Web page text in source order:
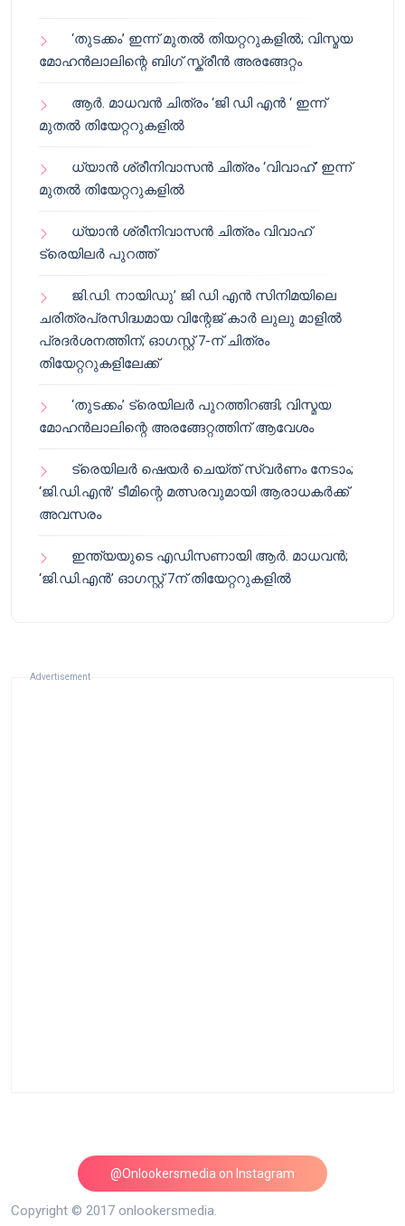
‘തുടക്കം’ ഇന്ന് മുതൽ തിയറ്ററുകളിൽ; വിസ്മയ
മോഹൻലാലിന്റെ ബിഗ് സ്ക്രീൻ അരങ്ങേറ്റം
ആർ. മാധവൻ ചിത്രം ‘ജി ഡി എൻ ‘ ഇന്ന്
മുതൽ തിയേറ്ററുകളിൽ
ധ്യാൻ ശ്രീനിവാസൻ ചിത്രം ‘വിവാഹ്’ ഇന്ന്
മുതൽ തിയേറ്ററുകളിൽ
ധ്യാൻ ശ്രീനിവാസൻ ചിത്രം വിവാഹ്
ട്രെയിലർ പുറത്ത്
ജി.ഡി. നായിഡു’ ജി ഡി എൻ സിനിമയിലെ
ചരിത്രപ്രസിദ്ധമായ വിന്റേജ് കാർ ലുലു മാളിൽ
പ്രദർശനത്തിന്; ഓഗസ്റ്റ് 7-ന് ചിത്രം
തിയേറ്ററുകളിലേക്ക്
‘തുടക്കം’ ട്രെയിലർ പുറത്തിറങ്ങി; വിസ്മയ
മോഹൻലാലിന്റെ അരങ്ങേറ്റത്തിന് ആവേശം
ട്രെയിലർ ഷെയർ ചെയ്‌ത് സ്വർണം നേടാം;
‘ജി.ഡി.എൻ’ ടീമിന്റെ മത്സരവുമായി ആരാധകർക്ക്
അവസരം
ഇന്ത്യയുടെ എഡിസണായി ആർ. മാധവൻ;
‘ജി.ഡി.എൻ’ ഓഗസ്റ്റ് 7ന് തിയേറ്ററുകളിൽ
Advertisement
@Onlookersmedia on Instagram
Follow on Instagram
Copyright © 2017 onlookersmedia.